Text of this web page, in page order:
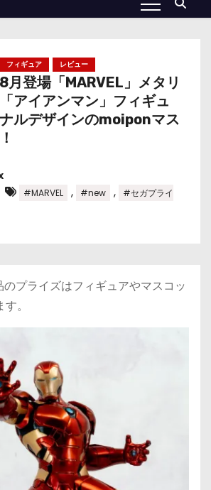
フィギュア レビュー
月登場「MARVEL」メタリ
アイアンマン」フィギュ
ルデザインのmoiponマス
#MARVEL , #new ,
#セガプライ
のプライズはフィギュアやマスコッ
。